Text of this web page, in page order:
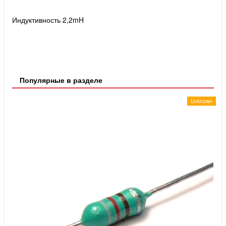
Индуктивность 2,2mH
Популярные в разделе
Unknown